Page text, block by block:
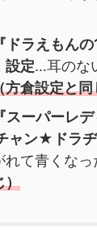
ラえもん
設定…耳のな
方倉設定と同
ーパーレ
ャン★ドラ
れて青くなっ
）